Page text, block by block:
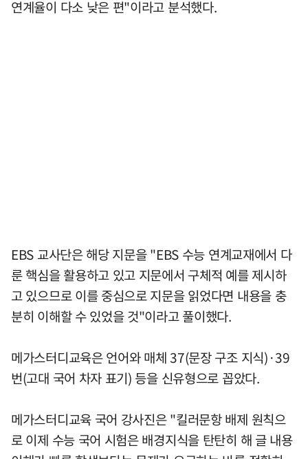
연계율이 다소 낮은 편"이라고 분석했다.
EBS 교사단은 해당 지문을 "EBS 수능 연계교재에서 다
룬 핵심을 활용하고 있고 지문에서 구체적 예를 제시하
고 있으므로 이를 중심으로 지문을 읽었다면 내용을 충
분히 이해할 수 있었을 것"이라고 풀이했다.
메가스터디교육은 언어와 매체 37(문장 구조 지식)·39
번(고대 국어 차자 표기) 등을 신유형으로 꼽았다.
메가스터디교육 국어 강사진은 "킬러문항 배제 원칙으
로 이제 수능 국어 시험은 배경지식을 탄탄히 해 글 내용